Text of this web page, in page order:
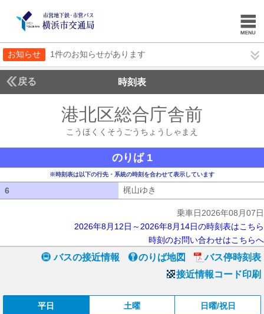
お知らせ 1件のお知らせがあります
戻る 時刻表
港北区総合庁舎前
こうほくくそうごうちょうしゃまえ
のりば 1
※時刻表は以下の行先・系統の時刻を合わせて表示しています
6 梶山ゆき
乗車日2026年08月07日
2026年8月12日～2026年8月14日の時刻表はこちら
時刻のお問い合わせはこちらへ
バスの接近情報 のりば地図
バス停時刻表
接近情報コード印刷
平日 土曜 日曜/祝日